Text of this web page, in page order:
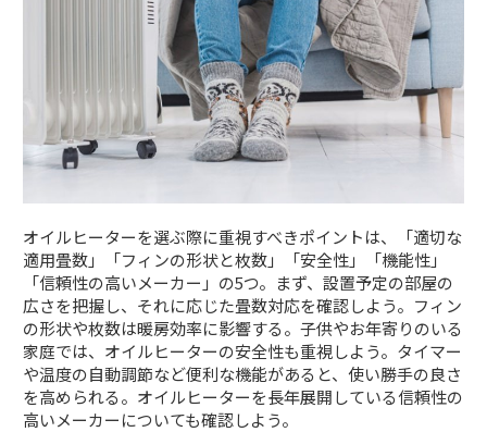
オイルヒーターを選ぶ際に重視すべきポイントは、「適切な
適用畳数」「フィンの形状と枚数」「安全性」「機能性」
「信頼性の高いメーカー」の5つ。まず、設置予定の部屋の
広さを把握し、それに応じた畳数対応を確認しよう。フィン
の形状や枚数は暖房効率に影響する。子供やお年寄りのいる
家庭では、オイルヒーターの安全性も重視しよう。タイマー
や温度の自動調節など便利な機能があると、使い勝手の良さ
を高められる。オイルヒーターを長年展開している信頼性の
高いメーカーについても確認しよう。